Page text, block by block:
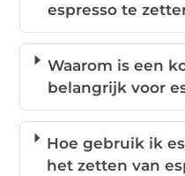
espresso te
Waarom is een
belangrijk voor
Hoe gebruik ik
het zetten van